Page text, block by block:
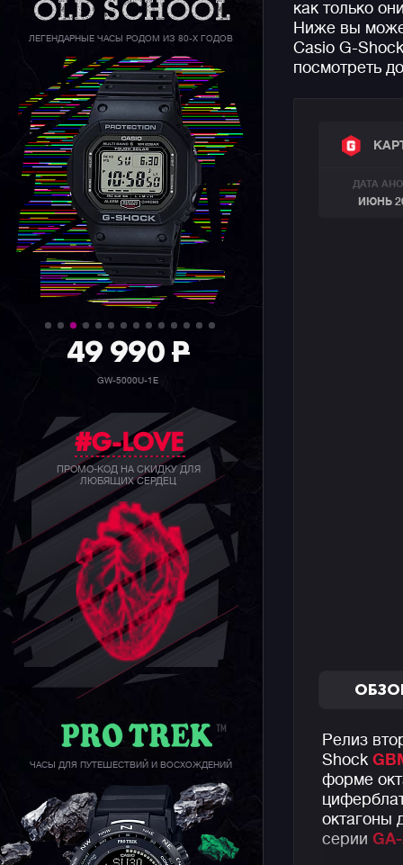
ЛЕГЕНДАРНЫЕ ЧАСЫ РОДОМ ИЗ 80-Х ГОДОВ
36 990P
GW-5000HS-1E
#G-LOVE
ПРОМО-КОД НА СКИДКУ ДЛЯ
ЛЮБЯЩИХ СЕРДЕЦ
ЧАСЫ ДЛЯ ПУТЕШЕСТВИЙ И ВОСХОЖДЕНИЙ
как только
Ниже вы
Casio G-
посмотреть
ДАТА
ИЮНЬ
Релиз
Shock
форме
октагоны
серии